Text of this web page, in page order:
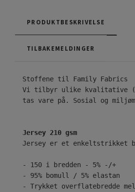
PRODUKTBESKRIVELSE
TILBAKEMELDINGER
Vi tilbyr ulike kvalitative
tas vare på. Sosial og
Jersey 210 gsm
Jersey er et enkeltstrikket
- 150 i bredden - 5% -/+
- 95% bomull / 5% elastan
- Trykket overflatebredde